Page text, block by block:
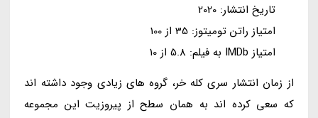
تاریخ انتشار: 2020
امتیاز راتن تومیتوز: 35 از 100
امتیاز IMDb به فیلم: 5.8 از 10
از زمان انتشار سری کله خر، گروه های زیادی وجود داشته اند
که سعی کرده اند به همان سطح از پیروزیت این مجموعه